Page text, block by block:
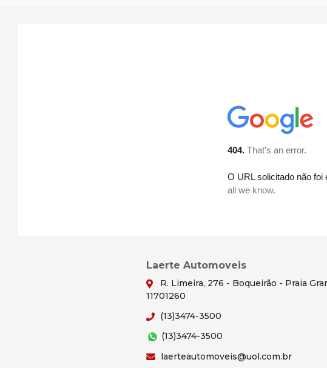
Laerte Automoveis
R. Limeira, 276 - Boqueirão - Praia
11701260
(13)3474-3500
(13)3474-3500
laerteautomoveis@uol.com.br